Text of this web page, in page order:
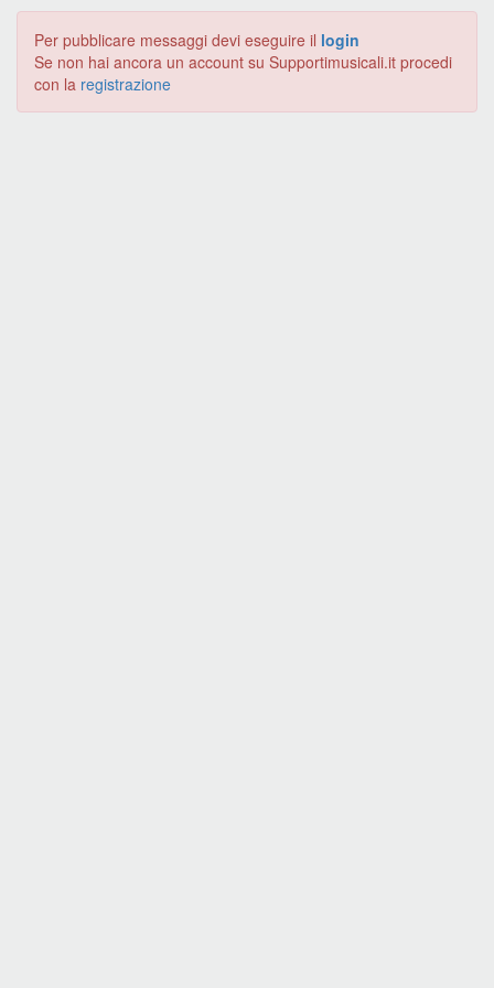
Per pubblicare messaggi devi eseguire il login
Se non hai ancora un account su Supportimusicali.it procedi
con la registrazione